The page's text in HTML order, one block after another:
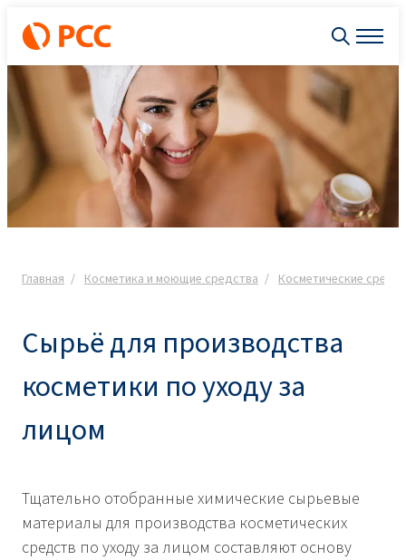
Главная Косметика и моющие средства Косметические
Сырьё для производства
косметики по уходу за
лицом
Тщательно отобранные химические сырьевые
материалы для производства косметических
средств по уходу за лицом составляют основу